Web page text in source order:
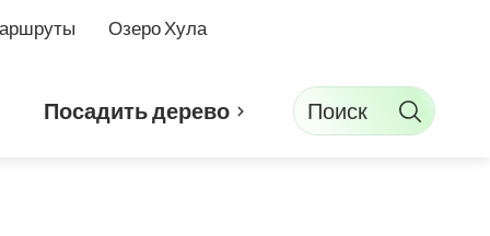
Озеро Хула
Посадить дерево Поиск